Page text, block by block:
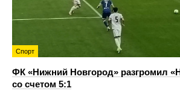
Спорт
ФК «Нижний Новгород» разгромил
со счетом 5:1